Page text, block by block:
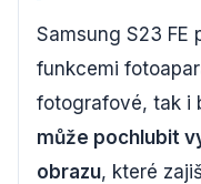
Samsung S23 FE
funkcemi
fotografové, tak i
může pochlubit
obrazu, které